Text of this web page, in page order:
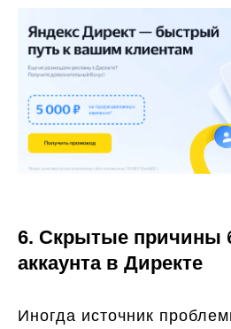
6. Скрытые причины
аккаунта в Директе
Иногда источник